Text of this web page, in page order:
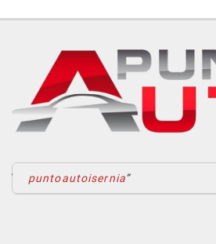
puntoautoisernia